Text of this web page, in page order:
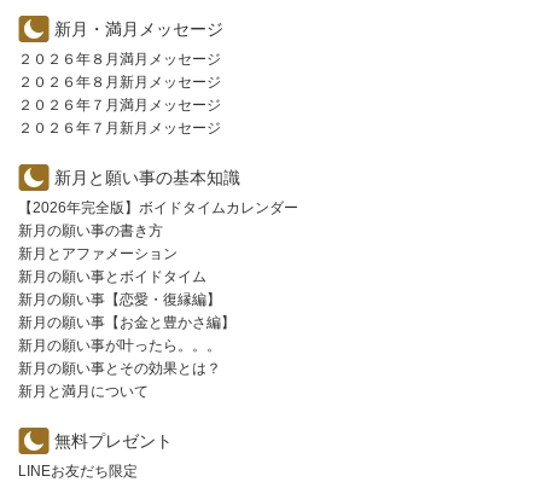
新月・満月メッセージ
２０２６年８月満月メッセージ
２０２６年８月新月メッセージ
２０２６年７月満月メッセージ
２０２６年７月新月メッセージ
新月と願い事の基本知識
【2026年完全版】ボイドタイムカレンダー
新月の願い事の書き方
新月とアファメーション
新月の願い事とボイドタイム
新月の願い事【恋愛・復縁編】
新月の願い事【お金と豊かさ編】
新月の願い事が叶ったら。。。
新月の願い事とその効果とは？
新月と満月について
無料プレゼント
LINEお友だち限定